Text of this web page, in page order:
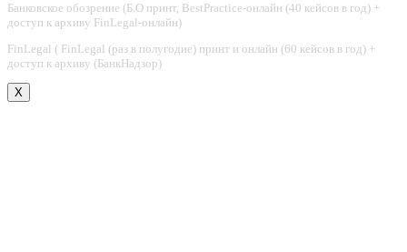
Банковское обозрение (Б.О принт, BestPractice-онлайн (40 кейсов в год) +
доступ к архиву FinLegal-онлайн)
FinLegal ( FinLegal (раз в полугодие) принт и онлайн (60 кейсов в год) +
доступ к архиву (БанкНадзор)
X